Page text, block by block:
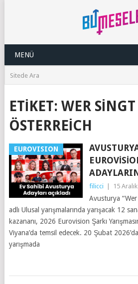
MENÜ
ETIKET: WER
ÖSTERREICH
EUROVISION
filicci 15
Avusturya
adlı Ulusal yarışmalarında yarışacak 12
kazananı, 2026 Eurovision Şarkı
Viyana’da temsil edecek. 20 Şubat
yarışmada